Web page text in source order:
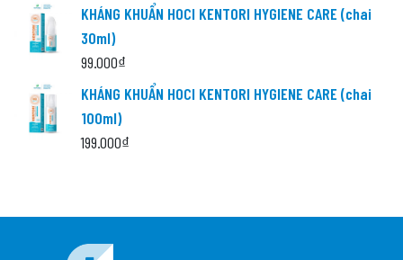
KHÁNG KHUẨN HOCl KENTORI HYGIENE CARE (chai
30ml)
99.000₫
KHÁNG KHUẨN HOCl KENTORI HYGIENE CARE (chai
100ml)
199.000₫